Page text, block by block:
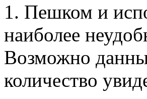
1. Пешком и
наиболее
Возможно
количество